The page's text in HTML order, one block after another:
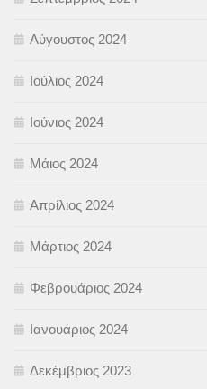
Αύγουστος 2024
Ιούλιος 2024
Ιούνιος 2024
Μάιος 2024
Απρίλιος 2024
Μάρτιος 2024
Φεβρουάριος 2024
Ιανουάριος 2024
Δεκέμβριος 2023